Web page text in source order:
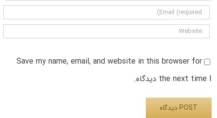
Save my name, email, and website in this browser for
the next time I دیدگاه.